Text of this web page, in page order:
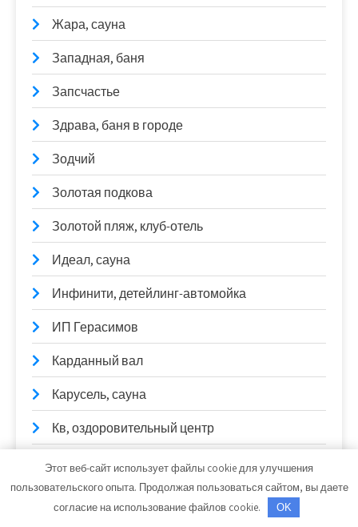
Жара, сауна
Западная, баня
Запсчастье
Здрава, баня в городе
Зодчий
Золотая подкова
Золотой пляж, клуб-отель
Идеал, сауна
Инфинити, детейлинг-автомойка
ИП Герасимов
Карданный вал
Карусель, сауна
Кв, оздоровительный центр
Кит-Сервис, автомойка
Клинкера.ру ступени на крыльцо и фасадная
плитка
Этот веб-сайт использует файлы cookie для улучшения
пользовательского опыта. Продолжая пользоваться сайтом, вы даете
согласие на использование файлов cookie.
OK